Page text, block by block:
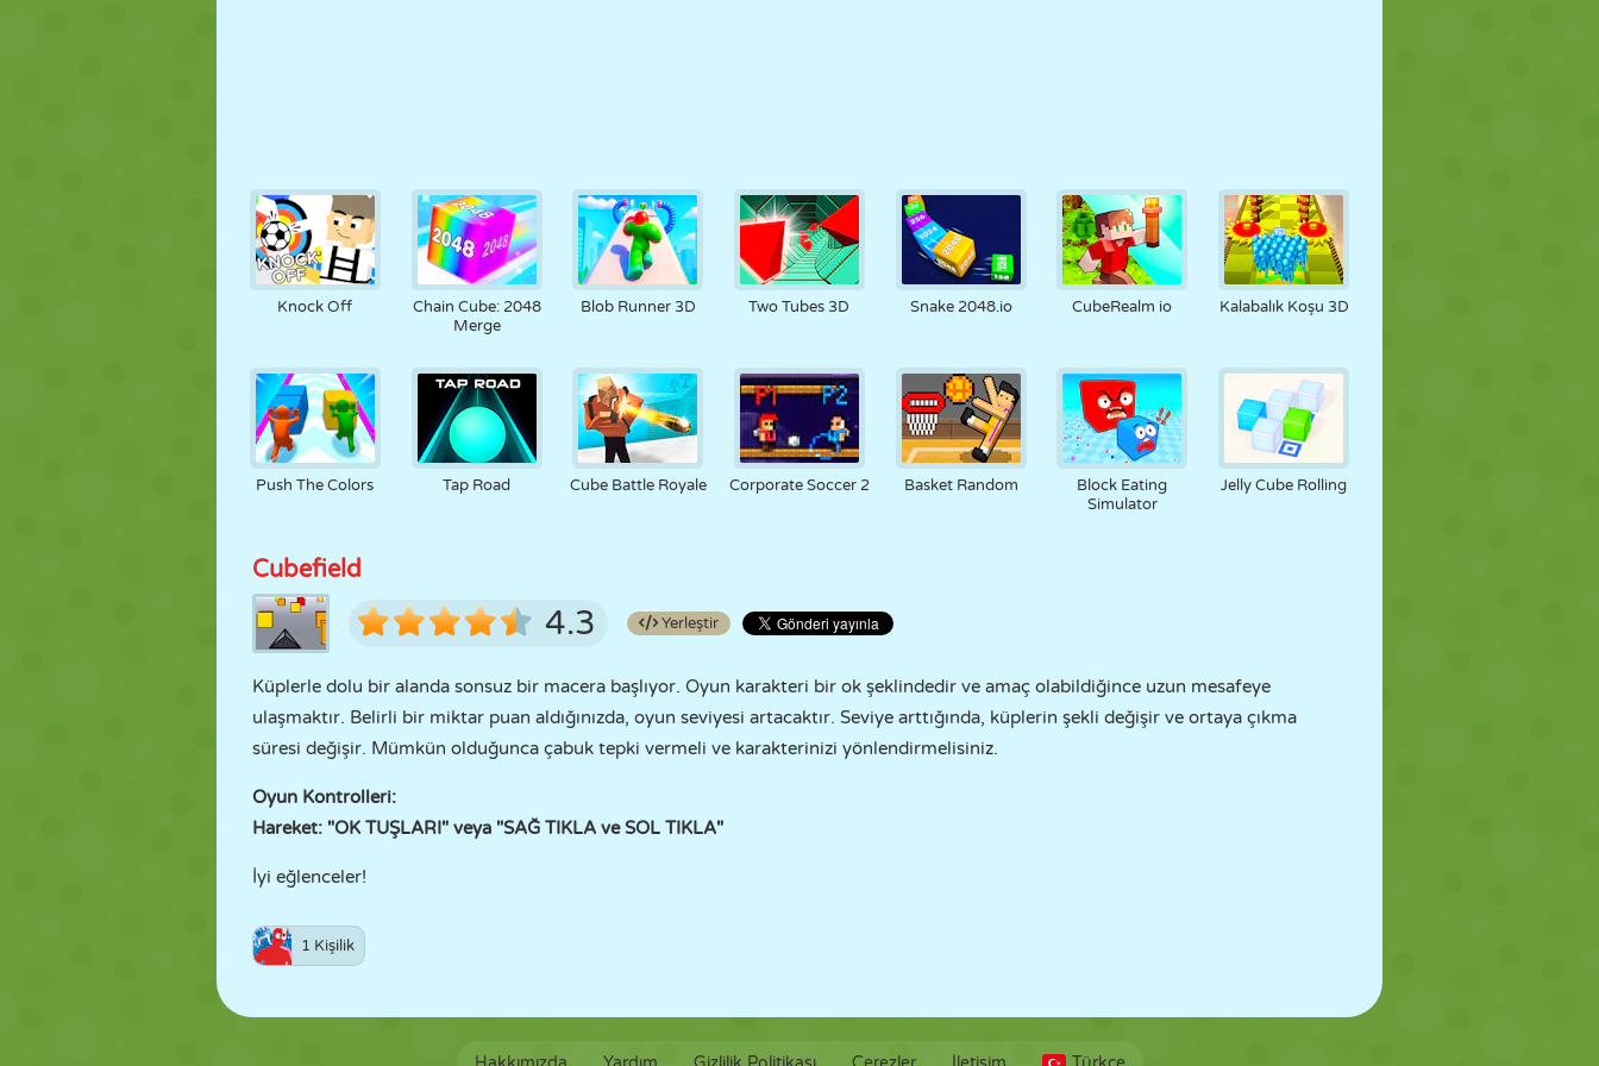
Knock Off
Chain Cube: 2048
Merge
Blob Runner 3D Two Tubes 3D Snake 2048.io CubeRealm io Kalabalık Koşu 3D
Push The Colors Tap Road Cube Battle Royale Corporate Soccer 2 Basket Random
Block Eating
Simulator
Jelly Cube Rolling
Cubefield
4.3 Yerleştir
Küplerle dolu bir alanda sonsuz bir macera başlıyor. Oyun karakteri bir ok şeklindedir ve amaç olabildiğince uzun mesafeye
ulaşmaktır. Belirli bir miktar puan aldığınızda, oyun seviyesi artacaktır. Seviye arttığında, küplerin şekli değişir ve ortaya çıkma
süresi değişir. Mümkün olduğunca çabuk tepki vermeli ve karakterinizi yönlendirmelisiniz.
Oyun Kontrolleri:
Hareket: "OK TUŞLARI" veya "SAĞ TIKLA ve SOL TIKLA"
İyi eğlenceler!
1 Kişilik